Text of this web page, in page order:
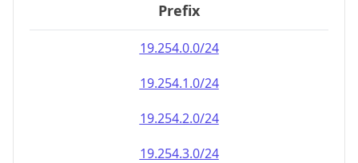
Prefix
19.254.0.0/24
19.254.1.0/24
19.254.2.0/24
19.254.3.0/24